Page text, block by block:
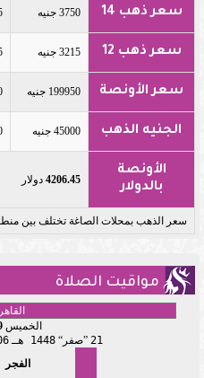
سعر ذهب 14 3750 جنيه
سعر ذهب 12 3215 جنيه
سعر الأونصة 199950 جنيه
الجنيه الذهب 45000 جنيه
الأونصة
بالدولار
4206.45 دولار
سعر الذهب بمحلات الصاغة تختلف بين
مواقيت الصلاة
الخميس
21 صفر 1448 هـ
الفجر